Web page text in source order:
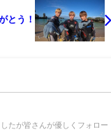
とう！
たが皆さんが優しくフォロー